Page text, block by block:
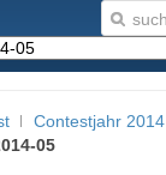
Contestjahr 2014
05